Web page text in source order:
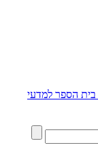
בית הספר למדעי